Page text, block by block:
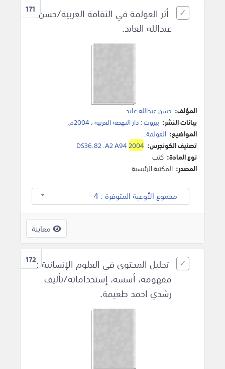
171 أثر العولمة في الثقافة العربية/حسن
عبدالله العايد.
المؤلف: حسن عبدالله عايد.
بيانات النشر: بيروت:دار النهضة العربية، 2004م .
المواضيع: العولمة.
تصنيف الكونجرس:
DS36.82 .A2 A942004
نوع المادة: كتب
المصدر: المكتبة الرئيسية
مجموع الأوعية المتوفرة : 4
معاينة
172تحليل المحتوى في العلوم الإنسانية :
مفهومه، أسسه، إستخداماته/تأليف
رشدي احمد طعيمة.